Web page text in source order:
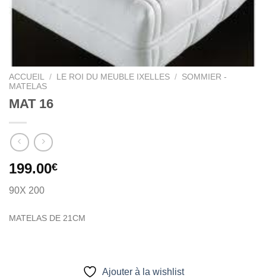
ACCUEIL / LE ROI DU MEUBLE IXELLES / SOMMIER -
MATELAS
MAT 16
199.00€
90X 200
MATELAS DE 21CM
Ajouter à la wishlist